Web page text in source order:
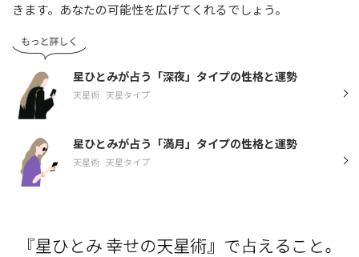
きます。あなたの可能性を広げてくれるでしょう。
星ひとみが占う「深夜」タイプの性格と運勢
天星術 天星タイプ
星ひとみが占う「満月」タイプの性格と運勢
天星術 天星タイプ